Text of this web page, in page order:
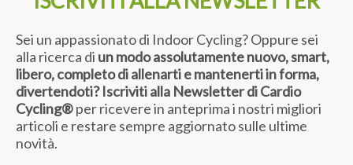
Sei un appassionato di Indoor Cycling? Oppure sei
alla ricerca di un modo assolutamente nuovo, smart,
libero, completo di allenarti e mantenerti in forma,
divertendoti? Iscriviti alla Newsletter di Cardio
Cycling®per ricevere in anteprima i nostri migliori
articoli e restare sempre aggiornato sulle ultime
novità.